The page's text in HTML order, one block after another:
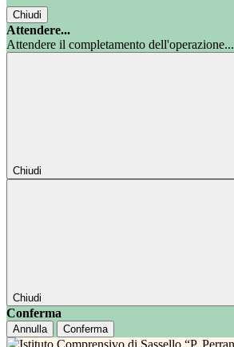
Chiudi
Attendere...
Attendere il completamento dell'operazione...
Chiudi
Chiudi
Conferma
Annulla Conferma